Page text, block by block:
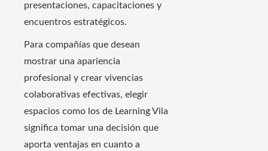
presentaciones, capacitaciones y
encuentros estratégicos.
Para compañías que desean
mostrar una apariencia
profesional y crear vivencias
colaborativas efectivas, elegir
espacios como los de Learning Vila
significa tomar una decisión que
aporta ventajas en cuanto a